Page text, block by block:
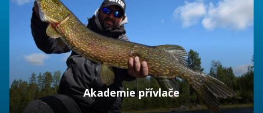
Akademie přívlače